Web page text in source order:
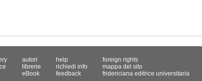
autori
librerie
eBook
help
richiedi info
feedback
foreign rights
mappa del sito
fridericiana editrice universitaria